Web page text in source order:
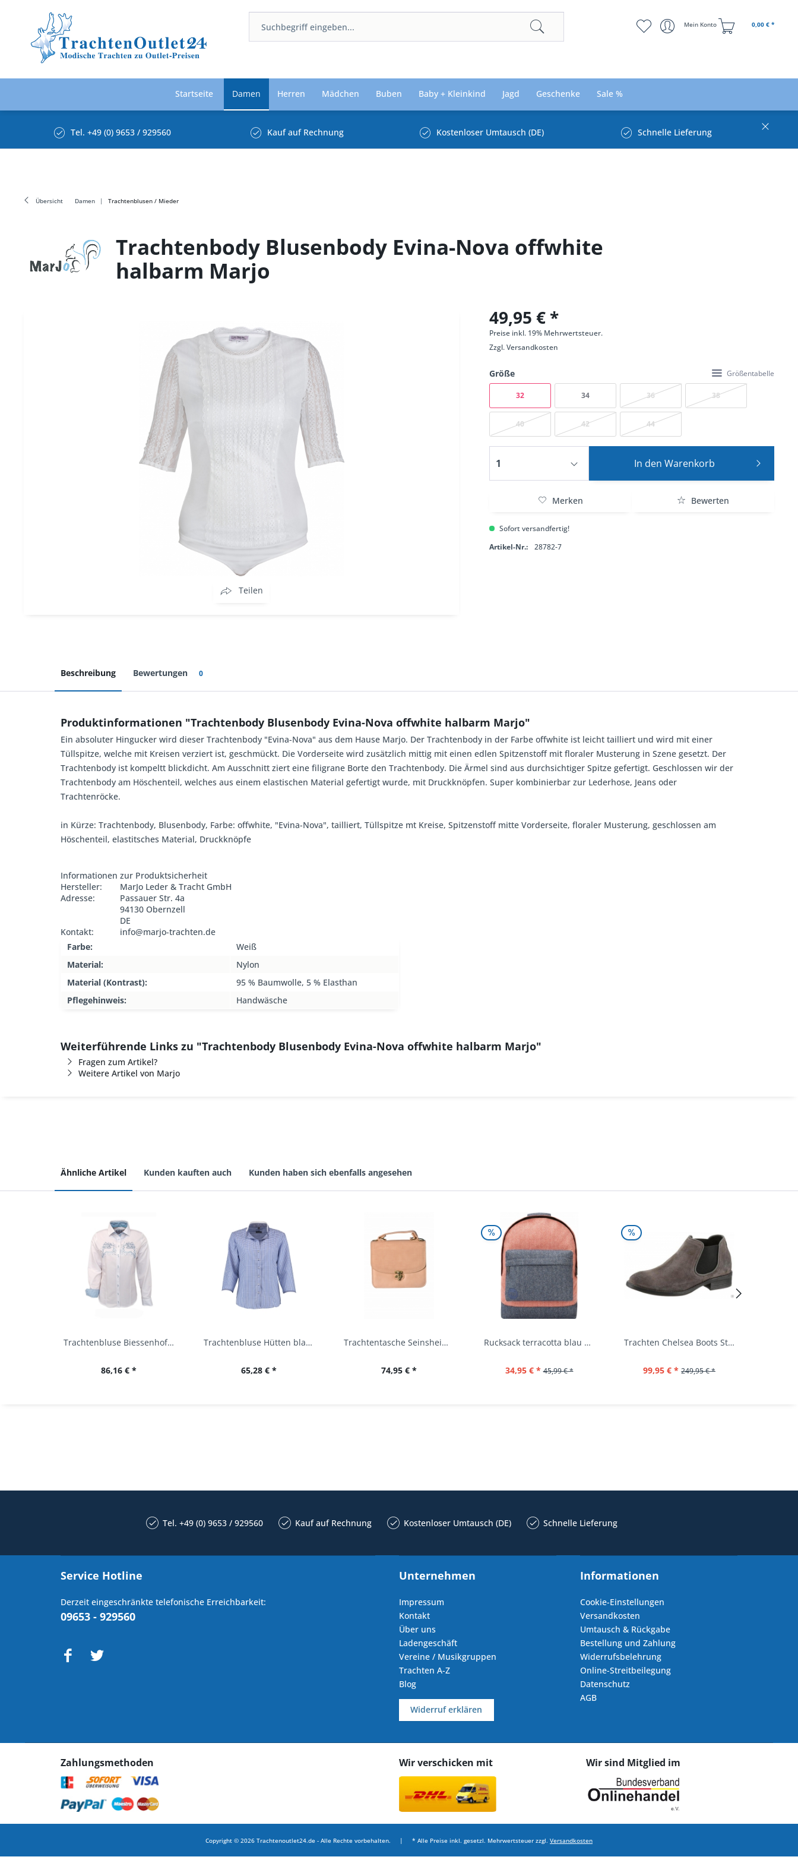
Mein Konto 0,00 € *
Startseite Damen Herren Mädchen Buben Baby + Kleinkind Jagd Geschenke Sale %
Tel. +49 (0) 9653 / 929560 Kauf auf Rechnung Kostenloser Umtausch (DE) Schnelle Lieferung
Übersicht Damen Trachtenblusen / Mieder
Trachtenbody Blusenbody Evina-Nova offwhite
halbarm Marjo
Teilen
49,95 € *
Preise inkl. 19% Mehrwertsteuer.
Zzgl.Versandkosten
Größe Größentabelle
32 34 36 38
40 42 44
In den Warenkorb
Merken Bewerten
Sofort versandfertig!
Artikel-Nr.:
28782-7
Beschreibung Bewertungen 0
Produktinformationen "Trachtenbody Blusenbody Evina-Nova offwhite halbarm Marjo"
Ein absoluter Hingucker wird dieser Trachtenbody "Evina-Nova" aus dem Hause Marjo. Der Trachtenbody in der Farbe offwhite ist leicht tailliert und wird mit einer
Tüllspitze, welche mit Kreisen verziert ist, geschmückt. Die Vorderseite wird zusätzlich mittig mit einen edlen Spitzenstoff mit floraler Musterung in Szene gesetzt. Der
Trachtenbody ist kompeltt blickdicht. Am Ausschnitt ziert eine filigrane Borte den Trachtenbody. Die Ärmel sind aus durchsichtiger Spitze gefertigt. Geschlossen wir der
Trachtenbody am Höschenteil, welches aus einem elastischen Material gefertigt wurde, mit Druckknöpfen. Super kombinierbar zur Lederhose, Jeans oder
Trachtenröcke.
in Kürze: Trachtenbody, Blusenbody, Farbe: offwhite, "Evina-Nova", tailliert, Tüllspitze mt Kreise, Spitzenstoff mitte Vorderseite, floraler Musterung, geschlossen am
Höschenteil, elastitsches Material, Druckknöpfe
Informationen zur Produktsicherheit
Hersteller:
MarJo Leder & Tracht GmbH
Adresse:
Passauer Str. 4a
94130 Obernzell
DE
Kontakt:
info@marjo-trachten.de
Farbe:
Weiß
Material:
Nylon
Material (Kontrast):
95 % Baumwolle, 5 % Elasthan
Pflegehinweis:
Handwäsche
Weiterführende Links zu "Trachtenbody Blusenbody Evina-Nova offwhite halbarm Marjo"
Fragen zum Artikel?
Weitere Artikel von Marjo
Ähnliche Artikel Kunden kauften auch Kunden haben sich ebenfalls angesehen
Trachtenbluse Biessenhofen weiß Langarm OS...
86,16 € *
Trachtenbluse Hütten blau 7/8 Arm OS Trachten
65,28 € *
Trachtentasche Seinsheim lachs rosa Werner...
74,95 € *
Rucksack terracotta blau navy Mi-Pac...
34,95 € * 45,99 € *
Trachten Chelsea Boots Stiefel Fürstenstein...
99,95 € * 249,95 € *
Tel. +49 (0) 9653 / 929560 Kauf auf Rechnung Kostenloser Umtausch (DE) Schnelle Lieferung
Service Hotline
Derzeit eingeschränkte telefonische Erreichbarkeit:
09653 - 929560
Unternehmen
Impressum
Kontakt
Über uns
Ladengeschäft
Vereine / Musikgruppen
Trachten A-Z
Blog
Widerruf erklären
Informationen
Cookie-Einstellungen
Versandkosten
Umtausch & Rückgabe
Bestellung und Zahlung
Widerrufsbelehrung
Online-Streitbeilegung
Datenschutz
AGB
Zahlungsmethoden Wir verschicken mit Wir sind Mitglied im
Copyright © 2026 Trachtenoutlet24.de - Alle Rechte vorbehalten. | * Alle Preise inkl. gesetzl. Mehrwertsteuer zzgl. Versandkosten